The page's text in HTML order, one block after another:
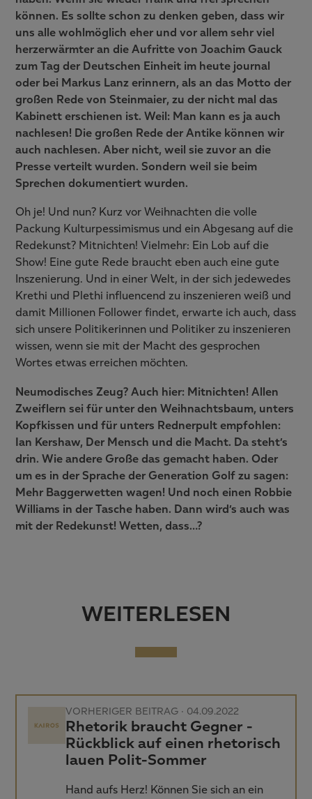
können. Es sollte schon zu denken geben, dass wir
uns alle wohlmöglich eher und vor allem sehr viel
herzerwärmter an die Aufritte von Joachim Gauck
zum Tag der Deutschen Einheit im heute journal
oder bei Markus Lanz erinnern, als an das Motto der
großen Rede von Steinmaier, zu der nicht mal das
Kabinett erschienen ist. Weil: Man kann es ja auch
nachlesen! Die großen Rede der Antike können wir
auch nachlesen. Aber nicht, weil sie zuvor an die
Presse verteilt wurden. Sondern weil sie beim
Sprechen dokumentiert wurden.
Oh je! Und nun? Kurz vor Weihnachten die volle
Packung Kulturpessimismus und ein Abgesang auf die
Redekunst? Mitnichten! Vielmehr: Ein Lob auf die
Show! Eine gute Rede braucht eben auch eine gute
Inszenierung. Und in einer Welt, in der sich jedewedes
Krethi und Plethi influencend zu inszenieren weiß und
damit Millionen Follower findet, erwarte ich auch, dass
sich unsere Politikerinnen und Politiker zu inszenieren
wissen, wenn sie mit der Macht des gesprochen
Wortes etwas erreichen möchten.
Neumodisches Zeug? Auch hier: Mitnichten! Allen
Zweiflern sei für unter den Weihnachtsbaum, unters
Kopfkissen und für unters Rednerpult empfohlen:
Ian Kershaw, Der Mensch und die Macht. Da steht’s
drin. Wie andere Große das gemacht haben. Oder
um es in der Sprache der Generation Golf zu sagen:
Mehr Baggerwetten wagen! Und noch einen Robbie
Williams in der Tasche haben. Dann wird’s auch was
mit der Redekunst! Wetten, dass…?
WEITERLESEN
VORHERIGER BEITRAG · 04.09.2022
Rhetorik braucht Gegner -
Rückblick auf einen rhetorisch
lauen Polit-Sommer
Hand aufs Herz! Können Sie sich an ein